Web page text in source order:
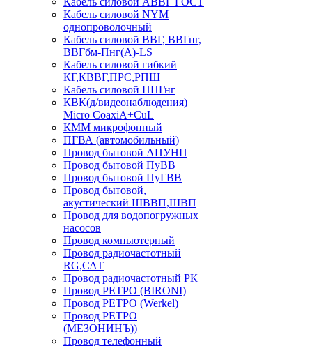
Кабель силовой NYM
однопроволочный
Кабель силовой ВВГ, ВВГнг,
ВВГбм-Пнг(А)-LS
Кабель силовой гибкий
КГ,КВВГ,ПРС,РПШ
Кабель силовой ППГнг
КВК(д/видеонаблюдения)
Micro CoaxiA+CuL
КММ микрофонный
ПГВА (автомобильный)
Провод бытовой АПУНП
Провод бытовой ПуВВ
Провод бытовой ПуГВВ
Провод бытовой,
акустический ШВВП,ШВП
Провод для водопогружных
насосов
Провод компьютерный
Провод радиочастотный
RG,САТ
Провод радиочастотный РК
Провод РЕТРО (BIRONI)
Провод РЕТРО (Werkel)
Провод РЕТРО
(МЕЗОНИНЪ))
Провод телефонный